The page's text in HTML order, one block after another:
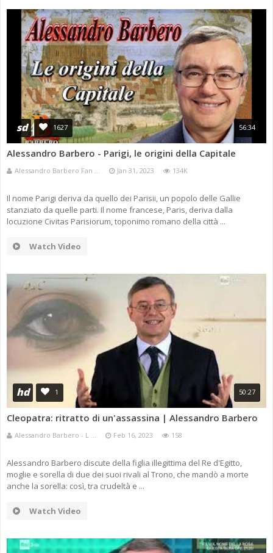
sd 1627 56:34
Alessandro Barbero - Parigi, le origini della Capitale
Alessandro Barbero Fan ... Jan 31, 2023 134K
Il nome Parigi deriva da quello dei Parisii, un popolo delle Gallie
stanziato da quelle parti. Il nome francese, Paris, deriva dalla
locuzione Civitas Parisiorum, toponimo romano della città ...
Watch Video
hd 1 50:27
Cleopatra: ritratto di un'assassina | Alessandro Barbero
Alessandro Barbero - L ... Feb 16, 2023 158
Alessandro Barbero discute della figlia illegittima del Re d'Egitto,
moglie e sorella di due dei suoi rivali al Trono, che mandò a morte
anche la sorella: così, tra crudeltà e ...
Watch Video